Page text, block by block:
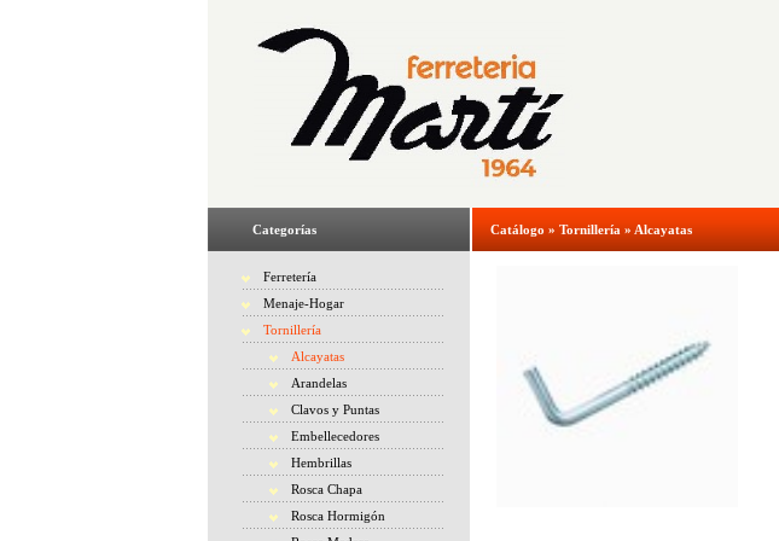
Categorías
Ferretería
Menaje-Hogar
Tornillería
Alcayatas
Arandelas
Clavos y Puntas
Embellecedores
Hembrillas
Rosca Chapa
Rosca Hormigón
Catálogo » Tornillería » Alcayatas